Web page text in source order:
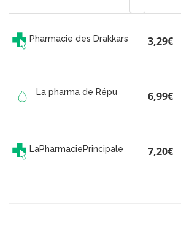
Pharmacie des Drakkars 3,29€
La pharma de Répu 6,99€
LaPharmaciePrincipale 7,20€